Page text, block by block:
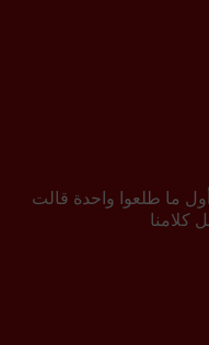
مع بعض، أول ما طلعوا واحدة قالت
كلامنا